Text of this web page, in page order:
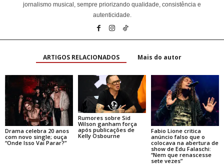
jornalismo musical, sempre priorizando qualidade, consistência e
autenticidade.
ARTIGOS RELACIONADOS Mais do autor
Drama celebra 20 anos
com novo single; ouça
“Onde Isso Vai Parar?”
Rumores sobre Sid
Wilson ganham força
após publicações de
Kelly Osbourne
Fabio Lione critica
anúncio falso que o
colocava na abertura de
show de Edu Falaschi:
“Nem que renascesse
sete vezes”